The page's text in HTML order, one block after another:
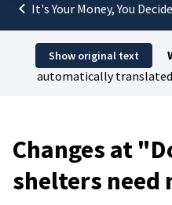
It's Your Money, You Decide
Show original text
automatically translated
Changes at
shelters